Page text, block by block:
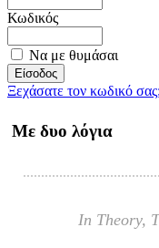
Κωδικός
Να με θυμάσαι
Ξεχάσατε τον κωδικό σας;
Με δυο λόγια
In Theory,